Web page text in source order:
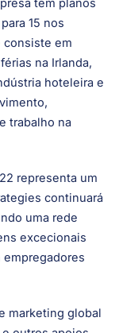
marketing global
outros apoios
Com a
tem planos
15 nos
consiste em
na Irlanda,
trabalho na
representa um
continuará
excecionais